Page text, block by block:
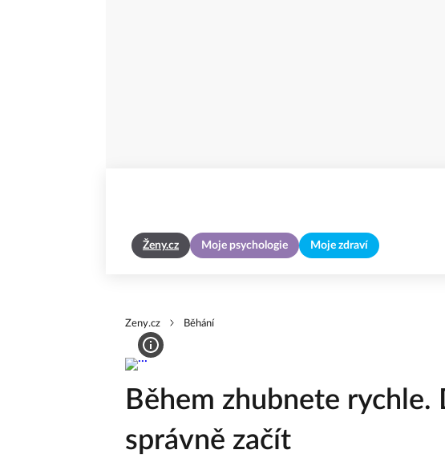
Ženy.cz Moje psychologie Moje zdraví
Zeny.cz Běhání
Během zhubnete rychle.
správně začít